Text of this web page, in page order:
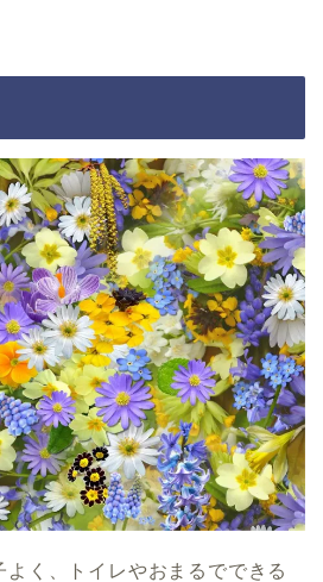
く、トイレやおまるでできる